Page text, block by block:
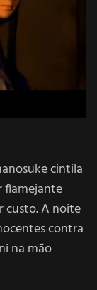
cintila
flamejante
custo. A noite
contra
na mão